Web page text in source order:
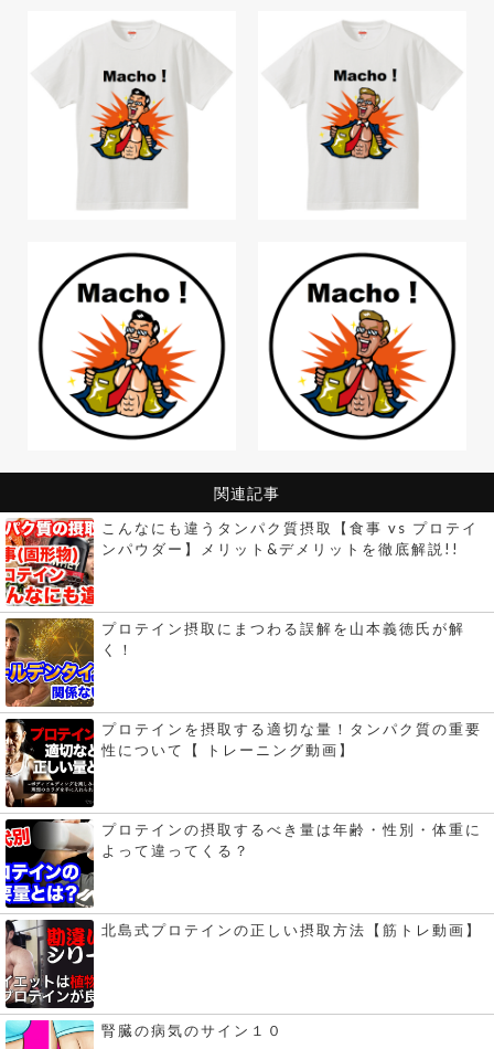
関連記事
こんなにも違うタンパク質摂取【食事 vs プロテイ
ンパウダー】メリット&デメリットを徹底解説!!
プロテイン摂取にまつわる誤解を山本義徳氏が解
く！
プロテインを摂取する適切な量！タンパク質の重要
性について【 トレーニング動画】
プロテインの摂取するべき量は年齢・性別・体重に
よって違ってくる？
北島式プロテインの正しい摂取方法【筋トレ動画】
腎臓の病気のサイン１０